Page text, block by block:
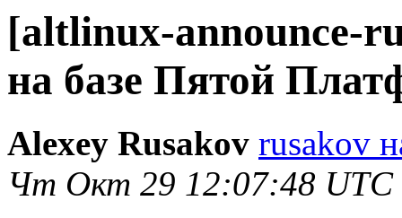
[altlinux-announce-
на базе Пятой
Alexey Rusakov rusakov
Чт Окт 29 12:07:48 UTC